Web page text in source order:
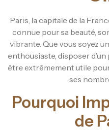
Paris, la capitale de la
connue pour sa beauté,
vibrante. Que vous soyez
enthousiaste, disposer
être extrêmement utile
ses
Pourquoi
de